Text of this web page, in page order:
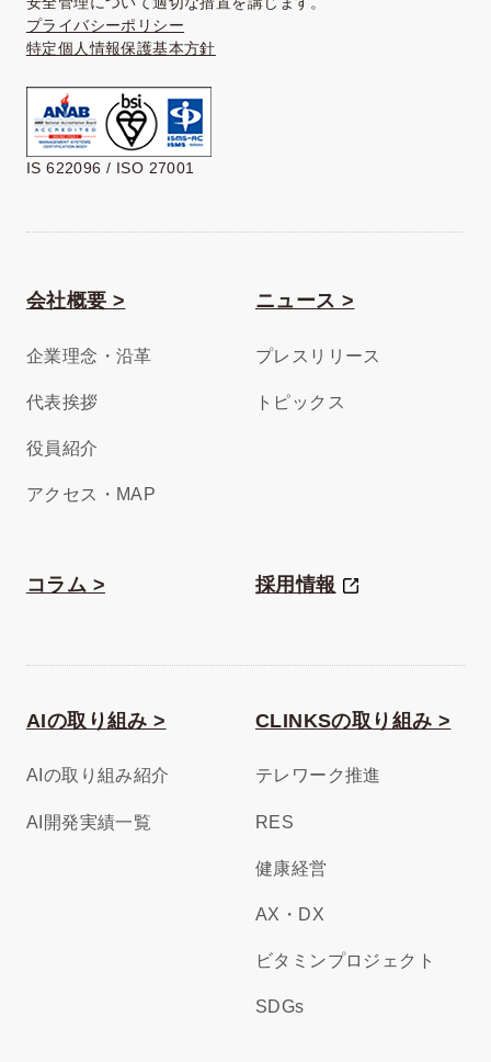
プライバシーポリシー
特定個人情報保護基本方針
IS 622096 / ISO 27001
会社概要 >
企業理念・沿革
代表挨拶
役員紹介
アクセス・MAP
ニュース >
プレスリリース
トピックス
コラム > 採用情報
AIの取り組み >
AIの取り組み紹介
AI開発実績一覧
CLINKSの取り組み >
テレワーク推進
RES
健康経営
AX・DX
ビタミンプロジェクト
SDGs